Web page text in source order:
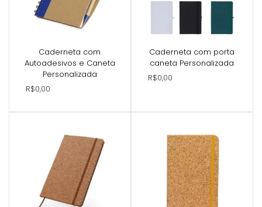
Caderneta com
Autoadesivos e Caneta
Personalizada
R$0,00
Caderneta com porta
caneta Personalizada
R$0,00